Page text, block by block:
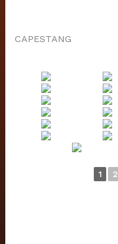
CAPESTANG
1 2